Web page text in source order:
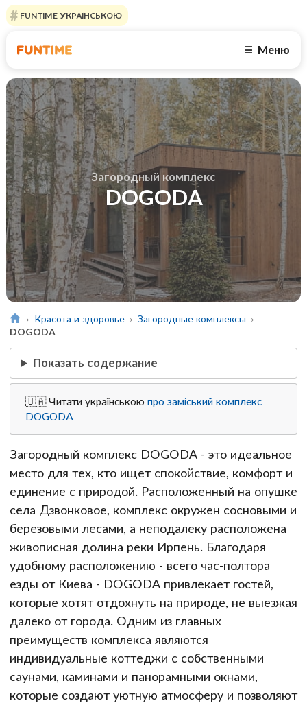
FUNTIME УКРАЇНСЬКОЮ
☰ Меню
Загородный комплекс
DOGODA
Красота и здоровье
Загородные комплексы
DOGODA
Показать содержание
🇺🇦 Читати українськоюпро заміський комплекс
DOGODA
Загородный комплекс DOGODA - это идеальное
место для тех, кто ищет спокойствие, комфорт и
единение с природой. Расположенный на опушке
села Дзвонковое, комплекс окружен сосновыми и
березовыми лесами, а неподалеку расположена
живописная долина реки Ирпень. Благодаря
удобному расположению - всего час-полтора
езды от Киева - DOGODA привлекает гостей,
которые хотят отдохнуть на природе, не выезжая
далеко от города. Одним из главных
преимуществ комплекса являются
индивидуальные коттеджи с собственными
саунами, каминами и панорамными окнами,
которые создают уютную атмосферу и позволяют